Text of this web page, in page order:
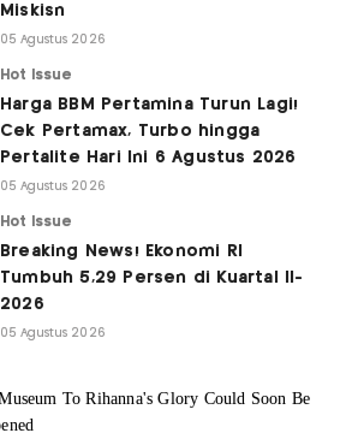
Miskisn
05 Agustus 2026
Hot Issue
Harga BBM Pertamina Turun Lagi!
Cek Pertamax, Turbo hingga
Pertalite Hari Ini 6 Agustus 2026
05 Agustus 2026
Hot Issue
Breaking News! Ekonomi RI
Tumbuh 5,29 Persen di Kuartal II-
2026
05 Agustus 2026